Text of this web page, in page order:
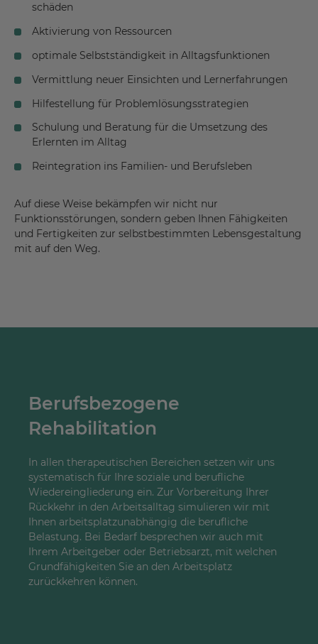
schäden
Aktivierung von Ressourcen
optimale Selbstständigkeit in Alltagsfunktionen
Vermittlung neuer Einsichten und Lernerfahrungen
Hilfestellung für Problemlösungsstrategien
Schulung und Beratung für die Umsetzung des
Erlernten im Alltag
Reintegration ins Familien- und Berufsleben
Auf diese Weise bekämpfen wir nicht nur
Funktionsstörungen, sondern geben Ihnen Fähigkeiten
und Fertigkeiten zur selbstbestimmten Lebensgestaltung
mit auf den Weg.
Berufsbezogene
Rehabilitation
In allen therapeutischen Bereichen setzen wir uns
systematisch für Ihre soziale und berufliche
Wiedereingliederung ein. Zur Vorbereitung Ihrer
Rückkehr in den Arbeitsalltag simulieren wir mit
Ihnen arbeitsplatzunabhängig die berufliche
Belastung. Bei Bedarf besprechen wir auch mit
Ihrem Arbeitgeber oder Betriebsarzt, mit welchen
Grundfähigkeiten Sie an den Arbeitsplatz
zurückkehren können.